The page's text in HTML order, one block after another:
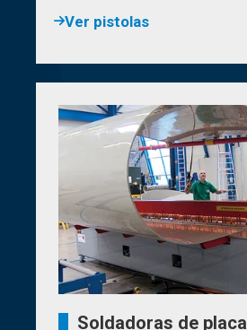
Ver pistolas
Soldadoras de placa